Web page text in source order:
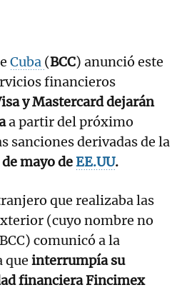
Cuba (BCC) anunció este
financieros
y Mastercard dejarán
a partir del próximo
sanciones derivadas de la
mayo deEE.UU.
que realizaba las
(cuyo nombre no
comunicó a la
que interrumpía su
financiera Fincimex